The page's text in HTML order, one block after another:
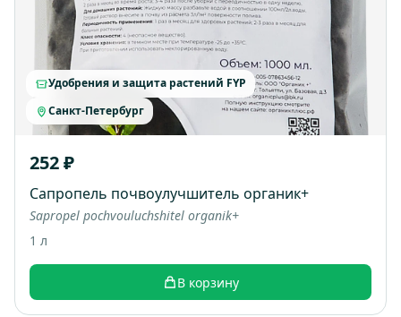
Удобрения и защита растений FYP
Санкт-Петербург
252 ₽
Сапропель почвоулучшитель органик+
Sapropel pochvouluchshitel organik+
1 л
В корзину